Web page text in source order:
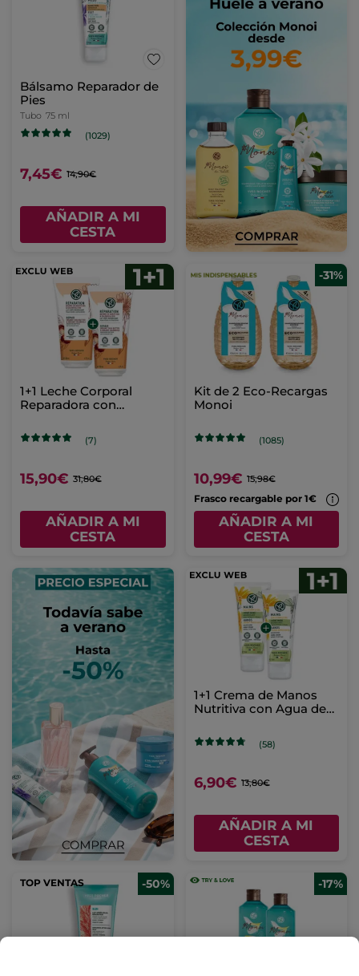
Bálsamo Reparador de
Pies
Tubo 75 ml
(1029)
7,45€ 14,90€
AÑADIR A MI
CESTA
1+1 Leche Corporal
Reparadora con
caléndula
(7)
15,90€ 31,80€
AÑADIR A MI
CESTA
-31%
Kit de 2 Eco-Recargas
Monoi
(1085)
10,99€ 15,98€
Frasco recargable por 1€
AÑADIR A MI
CESTA
1+1 Crema de Manos
Nutritiva con Agua de
(58)
6,90€ 13,80€
AÑADIR A MI
CESTA
TOP VENTAS -50% -17%